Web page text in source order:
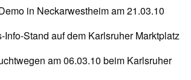
in Neckarwestheim am 21.03.10
Info-Stand auf dem Karlsruher Marktplatz
am 06.03.10 beim Karlsruher